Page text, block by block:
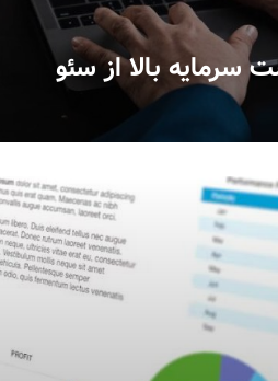
سرمایه بالا از سئو